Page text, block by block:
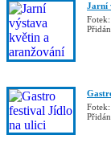
Jarní